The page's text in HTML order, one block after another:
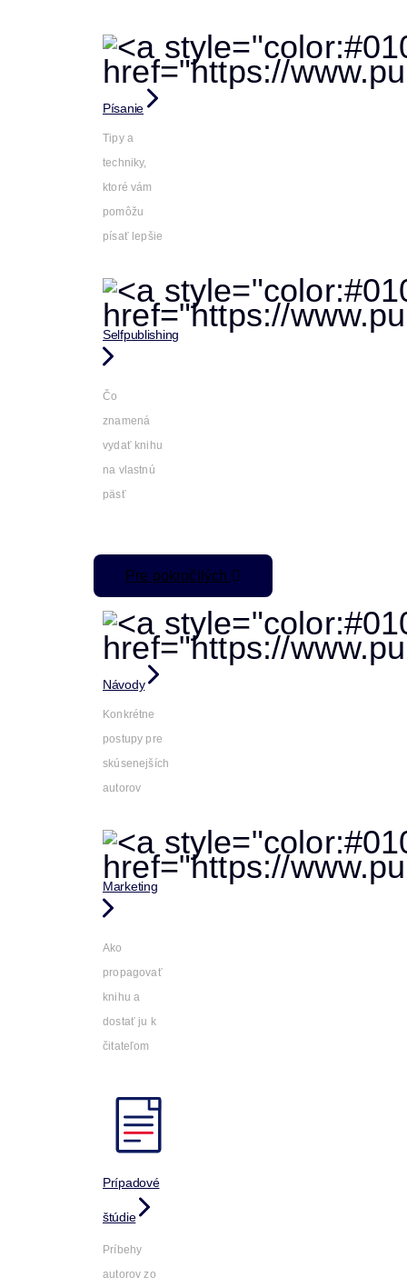
Písanie
Tipy a
techniky,
ktoré vám
pomôžu
písať lepšie
Selfpublishing
Čo
znamená
vydať knihu
na vlastnú
päsť
Pre pokročilých
Návody
Konkrétne
postupy pre
skúsenejších
autorov
Marketing
Ako
propagovať
knihu a
dostať ju k
čitateľom
Prípadové
štúdie
Príbehy
autorov zo